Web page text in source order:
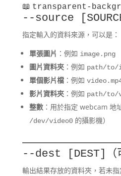
📖 transparent-
--source
指定輸入的資料來源，可以是：
單張圖片 ：例如 image.png
圖片資料夾：例如 path/to/
單個影片檔：例如
影片資料夾：例如 path/to/
整數：用於指定 webcam 地
/dev/video0的攝影機）
--dest [DEST]
輸出結果存放的資料夾，若未